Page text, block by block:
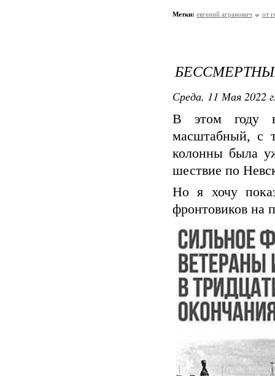
Метки: евгений агранович от
Среда, 11 Мая 2022
В этом году в
масштабный, с
колонны была
шествие по
Но я хочу
фронтовиков на